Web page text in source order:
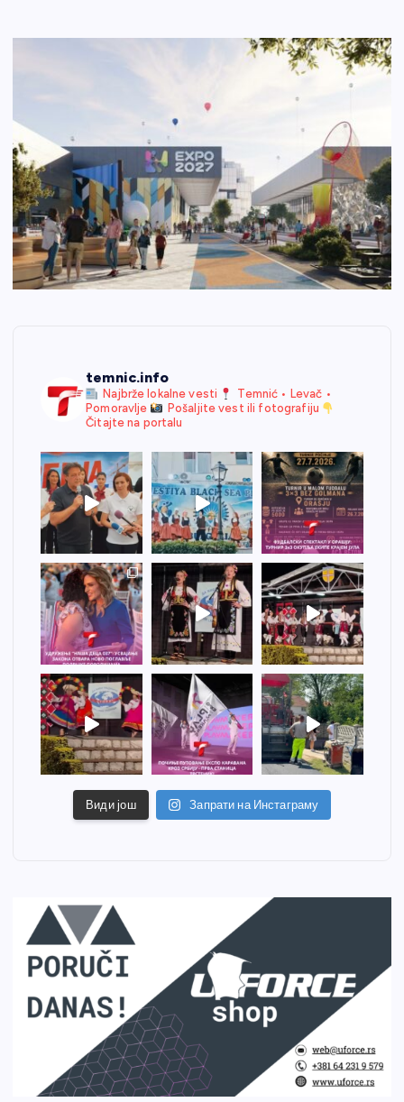
temnic.info
Najbrže lokalne vesti
Temnić • Levač •
Pomoravlje
Pošaljite vest ili fotografiju
Čitajte na portalu
Види још Запрати на Инстаграму